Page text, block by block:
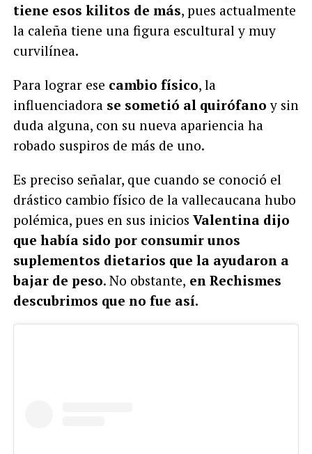
tiene esos kilitos de más, pues actualmente
la caleña tiene una figura escultural y muy
curvilínea.
Para lograr ese cambio físico, la
influenciadora se sometió al quirófano y sin
duda alguna, con su nueva apariencia ha
robado suspiros de más de uno.
Es preciso señalar, que cuando se conoció el
drástico cambio físico de la vallecaucana hubo
polémica, pues en sus inicios Valentina dijo
que había sido por consumir unos
suplementos dietarios que la ayudaron a
bajar de peso. No obstante, en Rechismes
descubrimos que no fue así.